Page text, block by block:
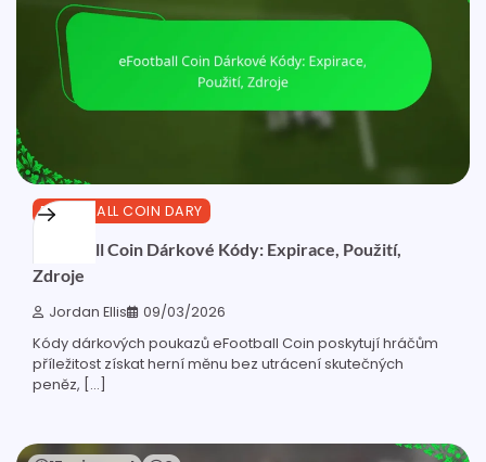
EFOOTBALL COIN DARY
eFootball Coin Dárkové Kódy: Expirace, Použití,
Zdroje
Jordan Ellis 09/03/2026
Kódy dárkových poukazů eFootball Coin poskytují hráčům
příležitost získat herní měnu bez utrácení skutečných
peněz, […]